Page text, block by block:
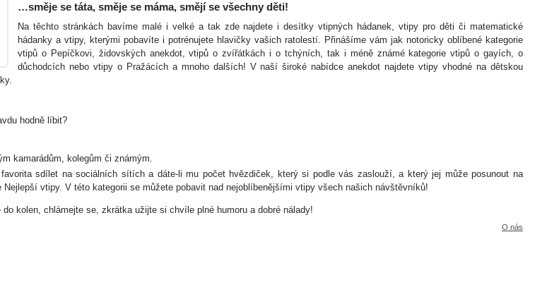
…směje se táta, směje se máma, smějí se všechny děti!
Na těchto stránkách bavíme malé i velké a tak zde najdete i desítky vtipných hádanek, vtipy pro děti či matematické
hádanky a vtipy, kterými pobavíte i potrénujete hlavičky vašich ratolestí. Přinášíme vám jak notoricky oblíbené kategorie
vtipů o Pepíčkovi, židovských anekdot, vtipů o zvířátkách i o tchýních, tak i méně známé kategorie vtipů o gayích, o
důchodcích nebo vtipy o Pražácích a mnoho dalších! V naší široké nabídce anekdot najdete vtipy vhodné na dětskou
hodně líbit?
kamarádům, kolegům či známým.
favorita sdílet na sociálních sítích a dáte-li mu počet hvězdiček, který si podle vás zaslouží, a který jej může posunout na
vtipy. V této kategorii se můžete pobavit nad nejoblíbenějšími vtipy všech našich návštěvníků!
kolen, chlámejte se, zkrátka užijte si chvíle plné humoru a dobré nálady!
O nás